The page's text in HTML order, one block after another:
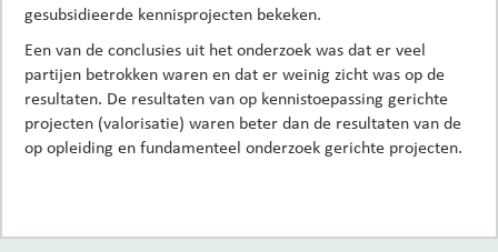
gesubsidieerde kennisprojecten bekeken.
Een van de conclusies uit het onderzoek was dat er veel
partijen betrokken waren en dat er weinig zicht was op de
resultaten. De resultaten van op kennistoepassing gerichte
projecten (valorisatie) waren beter dan de resultaten van de
op opleiding en fundamenteel onderzoek gerichte projecten.